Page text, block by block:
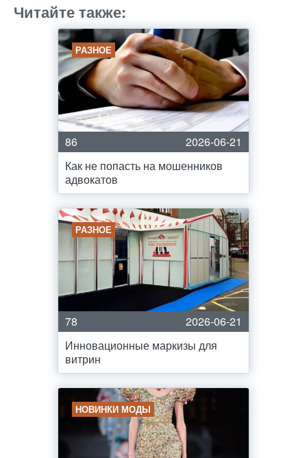
Читайте также:
РАЗНОЕ
86
2026-06-21
Как не попасть на мошенников
адвокатов
РАЗНОЕ
78
2026-06-21
Инновационные маркизы для
витрин
НОВИНКИ МОДЫ